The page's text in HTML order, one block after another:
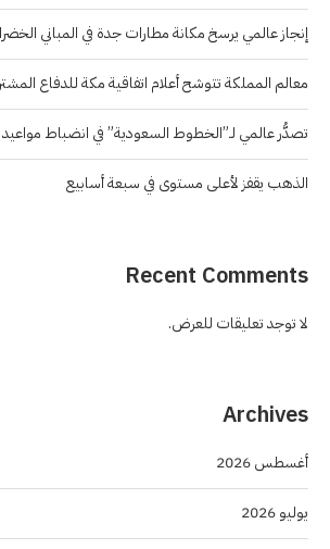
إنجاز عالمي يرسخ مكانة مطارات جدة في المباني
معالم المملكة تتوشح أعلام اتفاقية مكة للدفاع
تصدُّر عالمي لـ”الخطوط السعودية” في انضباط مواعيد
الذهب يقفز لأعلى مستوى في سبعة أسابيع
Recent Comments
لا توجد تعليقات للعرض.
Archives
أغسطس 2026
يوليو 2026